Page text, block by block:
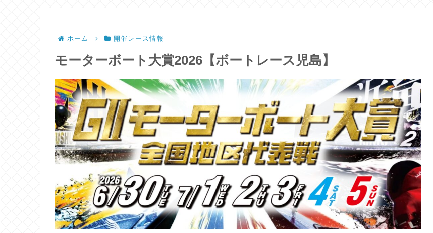
ホーム 開催レース情報
モーターボート大賞2026【ボートレース児島】